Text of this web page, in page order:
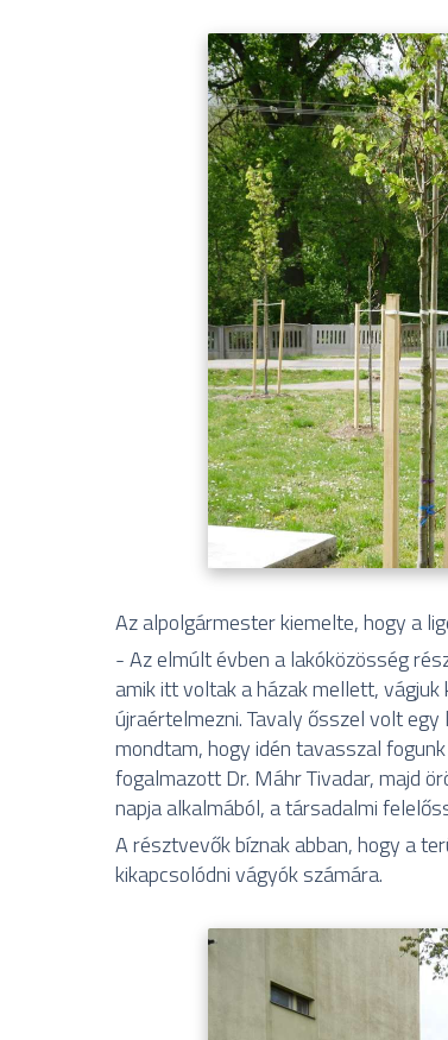
Az alpolgármester kiemelte, hogy a
- Az elmúlt évben a lakóközösség
amik itt voltak a házak mellett,
újraértelmezni. Tavaly ősszel volt
mondtam, hogy idén tavasszal
fogalmazott Dr. Máhr Tivadar, majd
napja alkalmából, a társadalmi
A résztvevők bíznak abban, hogy a
kikapcsolódni vágyók számára.